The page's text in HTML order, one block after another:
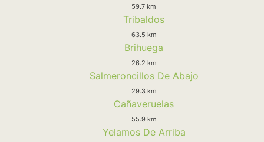
59.7 km
Tribaldos
63.5 km
Brihuega
26.2 km
Salmeroncillos De Abajo
29.3 km
Cañaveruelas
55.9 km
Yelamos De Arriba